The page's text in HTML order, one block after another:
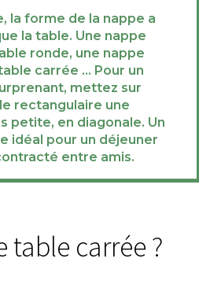
la forme de la nappe a
la table. Une nappe
ronde, une nappe
carrée … Pour un
mettez sur
rectangulaire une
petite, en diagonale. Un
idéal pour un déjeuner
entre amis.
table carrée ?